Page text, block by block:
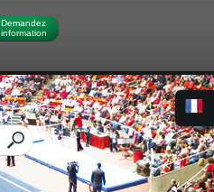
Demandez
information